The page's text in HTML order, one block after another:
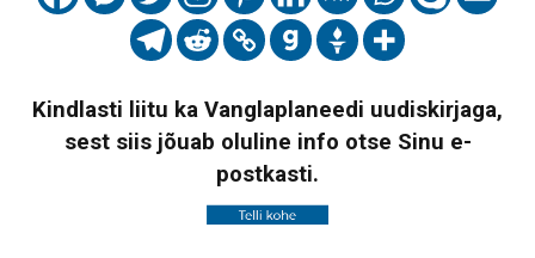
Kindlasti liitu ka Vanglaplaneedi uudiskirjaga,
sest siis jõuab oluline info otse Sinu e-
postkasti.